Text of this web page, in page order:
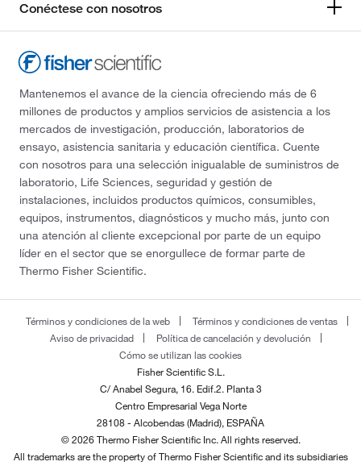
Conéctese con nosotros
Mantenemos el avance de la ciencia ofreciendo más de 6
millones de productos y amplios servicios de asistencia a los
mercados de investigación, producción, laboratorios de
ensayo, asistencia sanitaria y educación científica. Cuente
con nosotros para una selección inigualable de suministros de
laboratorio, Life Sciences, seguridad y gestión de
instalaciones, incluidos productos químicos, consumibles,
equipos, instrumentos, diagnósticos y mucho más, junto con
una atención al cliente excepcional por parte de un equipo
líder en el sector que se enorgullece de formar parte de
Thermo Fisher Scientific.
Términos y condiciones de la web
Términos y condiciones de ventas
Aviso de privacidad
Política de cancelación y devolución
Cómo se utilizan las cookies
Fisher Scientific S.L.
C/ Anabel Segura, 16. Edif.2. Planta 3
Centro Empresarial Vega Norte
28108 - Alcobendas (Madrid), ESPAÑA
© 2026 Thermo Fisher Scientific Inc. All rights reserved.
All trademarks are the property of Thermo Fisher Scientific and its subsidiaries